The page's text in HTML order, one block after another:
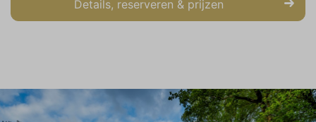
Details, reserveren & prijzen